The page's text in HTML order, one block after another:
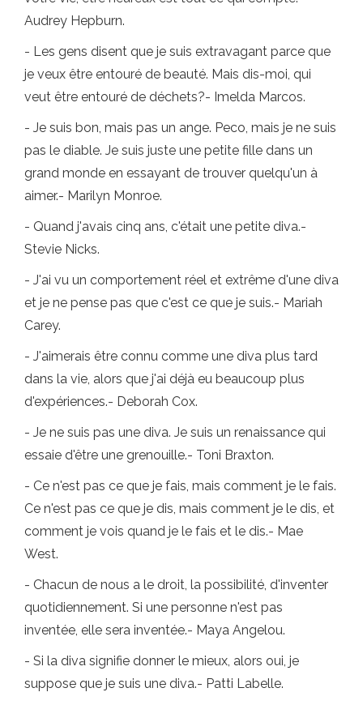
Audrey Hepburn.
- Les gens disent que je suis extravagant parce que
je veux être entouré de beauté. Mais dis-moi, qui
veut être entouré de déchets?- Imelda Marcos.
- Je suis bon, mais pas un ange. Peco, mais je ne suis
pas le diable. Je suis juste une petite fille dans un
grand monde en essayant de trouver quelqu'un à
aimer.- Marilyn Monroe.
- Quand j'avais cinq ans, c'était une petite diva.-
Stevie Nicks.
- J'ai vu un comportement réel et extrême d'une diva
et je ne pense pas que c'est ce que je suis.- Mariah
Carey.
- J'aimerais être connu comme une diva plus tard
dans la vie, alors que j'ai déjà eu beaucoup plus
d'expériences.- Deborah Cox.
- Je ne suis pas une diva. Je suis un renaissance qui
essaie d'être une grenouille.- Toni Braxton.
- Ce n'est pas ce que je fais, mais comment je le fais.
Ce n'est pas ce que je dis, mais comment je le dis, et
comment je vois quand je le fais et le dis.- Mae
West.
- Chacun de nous a le droit, la possibilité, d'inventer
quotidiennement. Si une personne n'est pas
inventée, elle sera inventée.- Maya Angelou.
- Si la diva signifie donner le mieux, alors oui, je
suppose que je suis une diva.- Patti Labelle.